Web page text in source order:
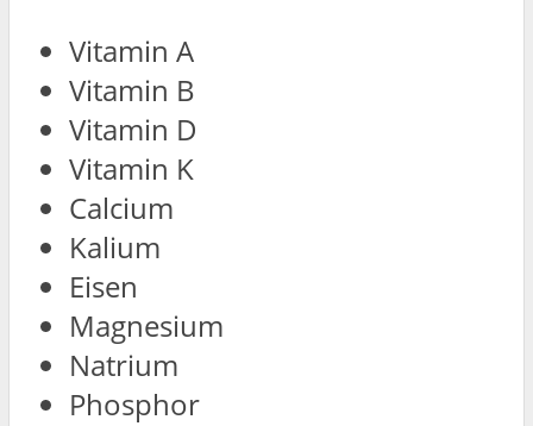
Vitamin A
Vitamin B
Vitamin D
Vitamin K
Calcium
Kalium
Eisen
Magnesium
Natrium
Phosphor